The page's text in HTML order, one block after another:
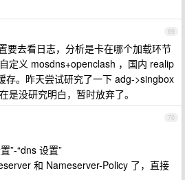
69
要去看日志，分析是卡在哪个加载环节
定义 mosdns+openclash ，国内 realip
存。昨天尝试研究了一下 adg->singbox
是没研究明白，暂时放弃了。
70
”-“dns 设置”
和 Nameserver-Policy 了，直接